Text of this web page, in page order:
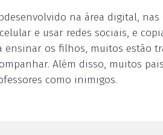
na área digital,
e usar redes sociais, e
ensinar os filhos, muitos estão
Além disso, muitos
como inimigos.